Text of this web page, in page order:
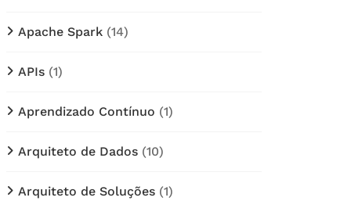
Apache Spark (14)
APIs (1)
Aprendizado Contínuo (1)
Arquiteto de Dados (10)
Arquiteto de Soluções (1)